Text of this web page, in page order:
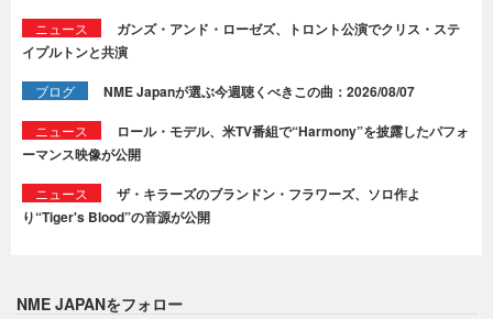
ニュース
ガンズ・アンド・ローゼズ、トロント公演でクリス・ステ
イプルトンと共演
ブログ NME Japanが選ぶ今週聴くべきこの曲：2026/08/07
ニュース
ロール・モデル、米TV番組で“Harmony”を披露したパフォ
ーマンス映像が公開
ニュース
ザ・キラーズのブランドン・フラワーズ、ソロ作よ
り“Tiger's Blood”の音源が公開
NME JAPANをフォロー